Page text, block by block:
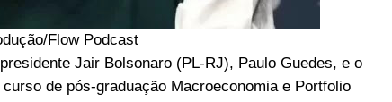
Flow Podcast
Jair Bolsonaro (PL-RJ), Paulo Guedes, e o
de pós-graduação Macroeconomia e Portfolio